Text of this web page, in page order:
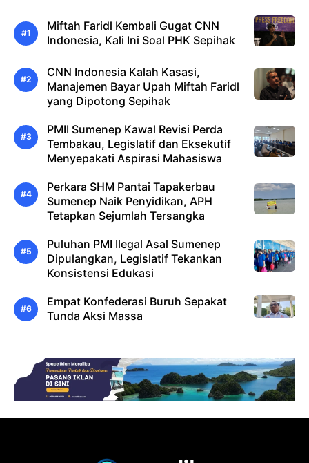
Miftah Faridl Kembali Gugat CNN
Indonesia, Kali Ini Soal PHK Sepihak
CNN Indonesia Kalah Kasasi,
Manajemen Bayar Upah Miftah Faridl
yang Dipotong Sepihak
PMII Sumenep Kawal Revisi Perda
Tembakau, Legislatif dan Eksekutif
Menyepakati Aspirasi Mahasiswa
Perkara SHM Pantai Tapakerbau
Sumenep Naik Penyidikan, APH
Tetapkan Sejumlah Tersangka
Puluhan PMI Ilegal Asal Sumenep
Dipulangkan, Legislatif Tekankan
Konsistensi Edukasi
Empat Konfederasi Buruh Sepakat
Tunda Aksi Massa